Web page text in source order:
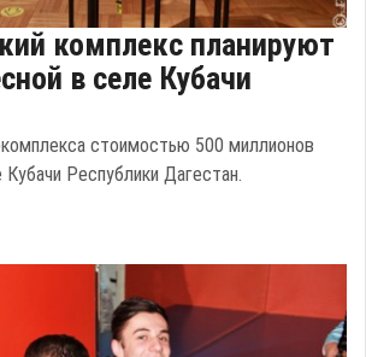
комплекс планируют
в селе Кубачи
стоимостью 500 миллионов
Республики Дагестан.